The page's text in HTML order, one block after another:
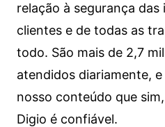
relação à segurança
clientes e de todas as
todo. São mais de 2,7
atendidos diariamente,
nosso conteúdo que
Digio é confiável.